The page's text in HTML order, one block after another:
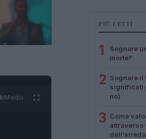
Media
PIÙ LETTI
1
Sognare
morte?
2 Sognare il
significati
no)
3 Come
attraverso